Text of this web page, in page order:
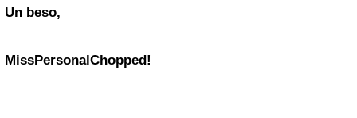
Un beso,
MissPersonalChopped!